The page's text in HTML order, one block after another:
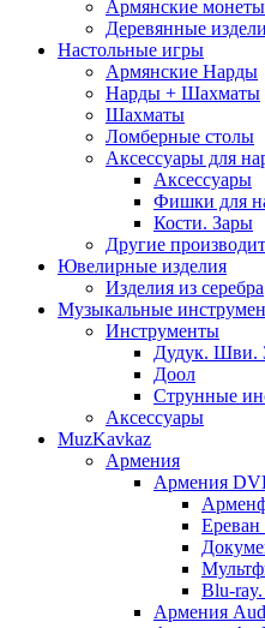
Армянские монеты
Деревянные
Настольные игры
Армянские Нарды
Нарды + Шахматы
Шахматы
Ломберные столы
Аксессуары для
Аксессуары
Фишки для
Кости. Зары
Другие
Ювелирные изделия
Изделия из серебра
Музыкальные
Инструменты
Дудук. Шви.
Доол
Струнные
Аксессуары
MuzKavkaz
Армения
Армения
Ереван
Blu-
Армения